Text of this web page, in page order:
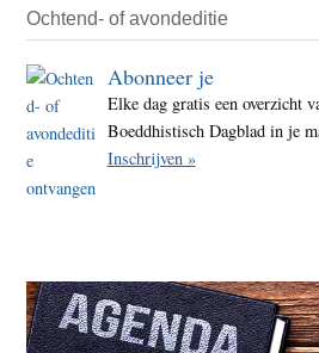
Ochtend- of avondeditie
Abonneer je
Elke dag gratis een overzicht
Boeddhistisch Dagblad in je
Inschrijven »